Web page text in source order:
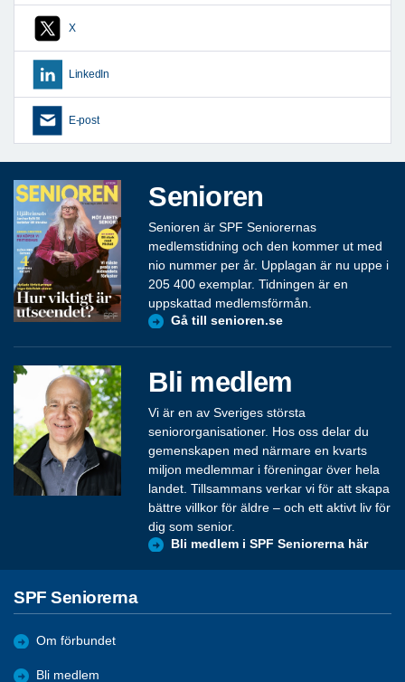
X
LinkedIn
E-post
Senioren
Senioren är SPF Seniorernas
medlemstidning och den kommer ut med
nio nummer per år. Upplagan är nu uppe i
205 400 exemplar. Tidningen är en
uppskattad medlemsförmån.
Gå till senioren.se
Bli medlem
Vi är en av Sveriges största
seniororganisationer. Hos oss delar du
gemenskapen med närmare en kvarts
miljon medlemmar i föreningar över hela
landet. Tillsammans verkar vi för att skapa
bättre villkor för äldre – och ett aktivt liv för
dig som senior.
Bli medlem i SPF Seniorerna här
SPF Seniorerna
Om förbundet
Bli medlem